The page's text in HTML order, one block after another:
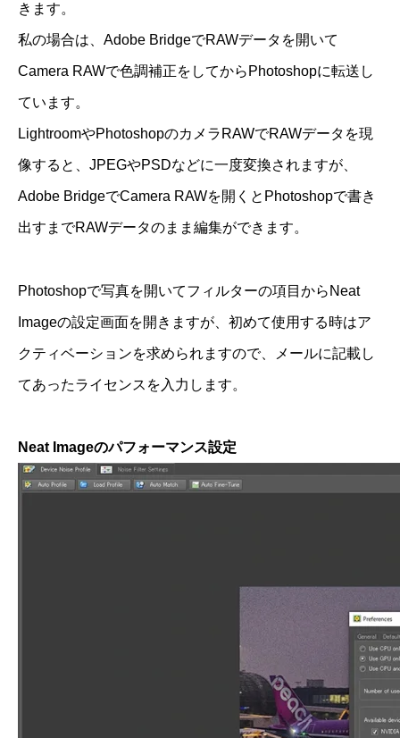
きます。
私の場合は、Adobe BridgeでRAWデータを開いて
Camera RAWで色調補正をしてからPhotoshopに転送し
ています。
LightroomやPhotoshopのカメラRAWでRAWデータを現
像すると、JPEGやPSDなどに一度変換されますが、
Adobe BridgeでCamera RAWを開くとPhotoshopで書き
出すまでRAWデータのまま編集ができます。
Photoshopで写真を開いてフィルターの項目からNeat
Imageの設定画面を開きますが、初めて使用する時はア
クティベーションを求められますので、メールに記載し
てあったライセンスを入力します。
Neat Imageのパフォーマンス設定